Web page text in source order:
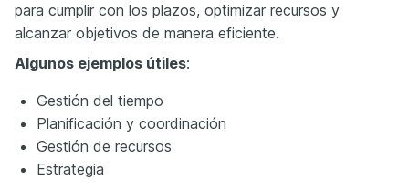
para cumplir con los plazos, optimizar recursos y
alcanzar objetivos de manera eficiente.
Algunos ejemplos útiles:
Gestión del tiempo
Planificación y coordinación
Gestión de recursos
Estrategia